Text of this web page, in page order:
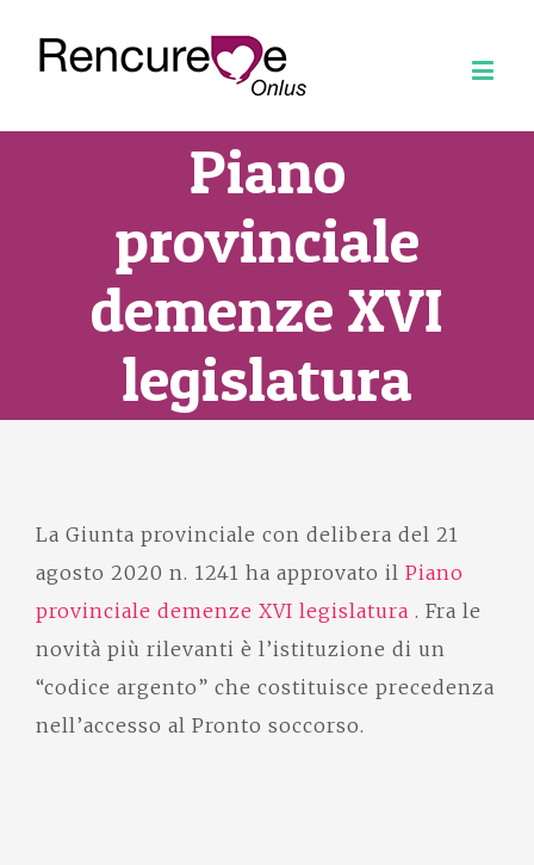
Piano
provinciale
demenze XVI
legislatura
La Giunta provinciale con delibera del 21
agosto 2020 n. 1241 ha approvato il Piano
provinciale demenze XVI legislatura . Fra le
novità più rilevanti è l’istituzione di un
“codice argento” che costituisce precedenza
nell’accesso al Pronto soccorso.